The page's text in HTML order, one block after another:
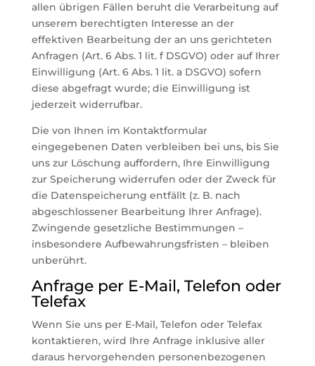
allen übrigen Fällen beruht die Verarbeitung auf
unserem berechtigten Interesse an der
effektiven Bearbeitung der an uns gerichteten
Anfragen (Art. 6 Abs. 1 lit. f DSGVO) oder auf Ihrer
Einwilligung (Art. 6 Abs. 1 lit. a DSGVO) sofern
diese abgefragt wurde; die Einwilligung ist
jederzeit widerrufbar.
Die von Ihnen im Kontaktformular
eingegebenen Daten verbleiben bei uns, bis Sie
uns zur Löschung auffordern, Ihre Einwilligung
zur Speicherung widerrufen oder der Zweck für
die Datenspeicherung entfällt (z. B. nach
abgeschlossener Bearbeitung Ihrer Anfrage).
Zwingende gesetzliche Bestimmungen –
insbesondere Aufbewahrungsfristen – bleiben
unberührt.
Anfrage per E-Mail, Telefon oder
Telefax
Wenn Sie uns per E-Mail, Telefon oder Telefax
kontaktieren, wird Ihre Anfrage inklusive aller
daraus hervorgehenden personenbezogenen